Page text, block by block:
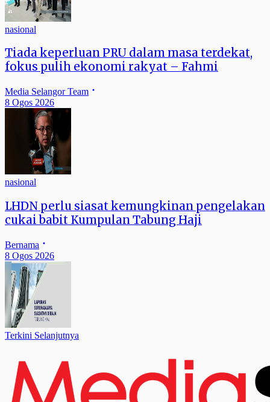
nasional
Tiada keperluan PRU dalam masa terdekat,
fokus pulih ekonomi rakyat – Fahmi
Media Selangor Team
8 Ogos 2026
nasional
LHDN perlu siasat kemungkinan pengelakan
cukai babit Kumpulan Tabung Haji
Bernama
8 Ogos 2026
Terkini Selanjutnya